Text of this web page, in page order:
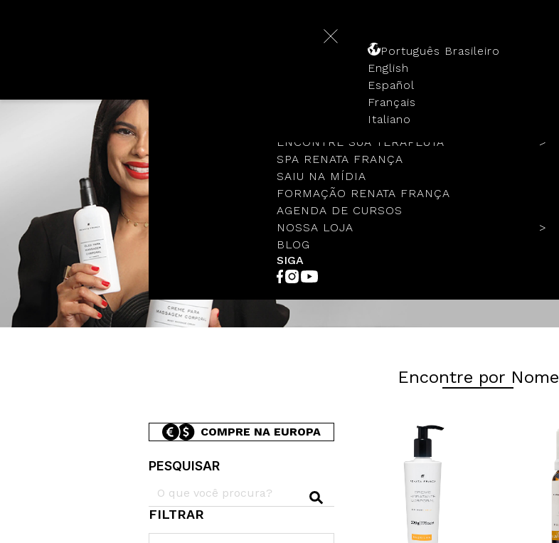
NOSSA HISTÓRIA
ENCONTRE SUA TERAPEUTA
SPA RENATA FRANÇA
SAIU NA MÍDIA
FORMAÇÃO RENATA FRANÇA
AGENDA DE CURSOS
NOSSA LOJA
BLOG
SIGA
Português Brasileiro
English
Español
Français
Italiano
Encontre por Nome
COMPRE NA EUROPA
PESQUISAR
FILTRAR